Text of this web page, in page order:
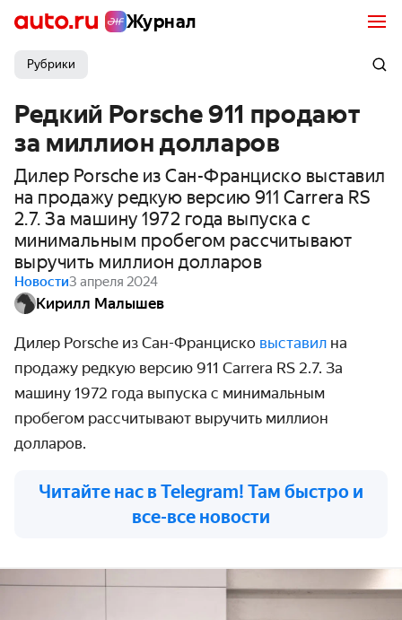
Журнал
Рубрики
Редкий Porsche 911 продают
за миллион долларов
Дилер Porsche из Сан-Франциско выставил
на продажу редкую версию 911 Carrera RS
2.7. За машину 1972 года выпуска с
минимальным пробегом рассчитывают
выручить миллион долларов
Новости3 апреля 2024
Кирилл Малышев
Дилер Porsche из Сан-Франциско выставил на
продажу редкую версию 911 Carrera RS 2.7. За
машину 1972 года выпуска с минимальным
пробегом рассчитывают выручить миллион
долларов.
Читайте нас в Telegram! Там быстро и
все-все новости